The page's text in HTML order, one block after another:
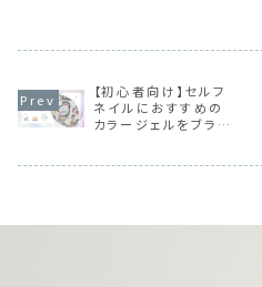
【初心者向け】セルフ
ネイルにおすすめの
カラージェルをブラン